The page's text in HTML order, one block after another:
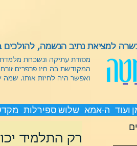
למציאת נתיב הנשמה,
מסורת עתיקה ונשכחת
המקודשת בה חיו פרפרים
ואפשר היה לחיות אותו. שמה
שלוש ספירלות ה-אמא ועוד
רק התלמיד